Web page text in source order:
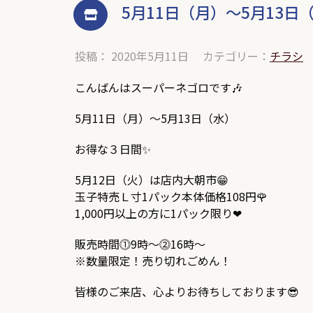
5月11日（月）～5月13日
投稿： 2020年5月11日 カテゴリー： チラシ
こんばんはスーパーネゴロです🎶
5月11日（月）～5月13日（水）
お得な３日間✨
5月12日（火）は店内大朝市😁
玉子特売Ｌ寸1パック本体価格108円🌹
1,000円以上の方に1パック限り❤
販売時間⓵9時～⓶16時～
※数量限定！売り切れごめん！
皆様のご来店、心よりお待ちしております😎